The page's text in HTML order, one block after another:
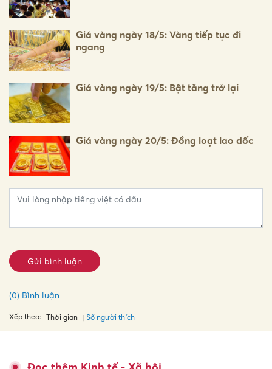
Giá vàng ngày 18/5: Vàng tiếp tục đi
ngang
Giá vàng ngày 19/5: Bật tăng trở lại
Giá vàng ngày 20/5: Đồng loạt lao dốc
Gửi bình luận
(0) Bình luận
Xếp theo: Thời gian Số người thích